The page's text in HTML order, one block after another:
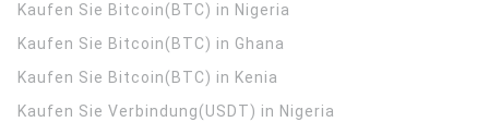
Kaufen Sie Bitcoin(BTC) in Nigeria
Kaufen Sie Bitcoin(BTC) in Ghana
Kaufen Sie Bitcoin(BTC) in Kenia
Kaufen Sie Verbindung(USDT) in Nigeria